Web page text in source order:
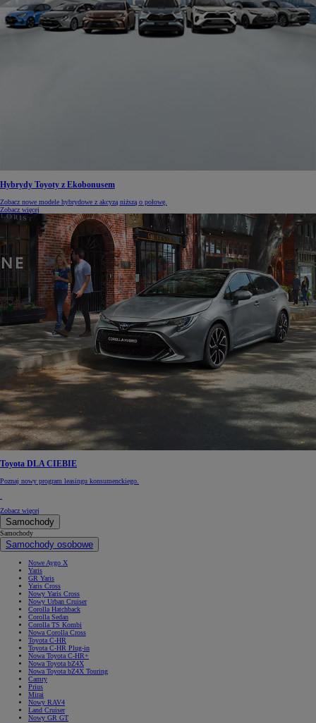
Hybrydy Toyoty z Ekobonusem
Zobacz nowe modele hybrydowe z akcyzą niższą o połowę.
Zobacz więcej
Toyota DLA CIEBIE
Poznaj nowy program leasingu konsumenckiego.
Zobacz więcej
Samochody
Samochody
Samochody osobowe
Nowe Aygo X
Yaris
GR Yaris
Yaris Cross
Nowy Yaris Cross
Nowy Urban Cruiser
Corolla Hatchback
Corolla Sedan
Corolla TS Kombi
Nowa Corolla Cross
Toyota C-HR
Toyota C-HR Plug-in
Nowa Toyota C-HR+
Nowa Toyota bZ4X
Nowa Toyota bZ4X Touring
Camry
Prius
Mirai
Nowy RAV4
Land Cruiser
Nowy GR GT